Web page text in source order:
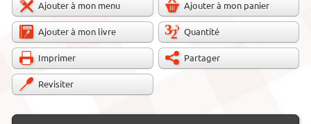
Ajouter à mon menu Ajouter à mon panier
Ajouter à mon livre Quantité
Imprimer Partager
Revisiter